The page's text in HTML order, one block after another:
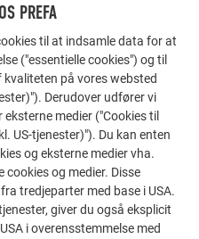
PREFA
til at indsamle data for at
("essentielle cookies") og til
på vores websted
Derudover udfører vi
medier ("Cookies til
US-tjenester)"). Du kan enten
og eksterne medier vha.
cookies og medier. Disse
tredjeparter med base i USA.
giver du også eksplicit
i overensstemmelse med